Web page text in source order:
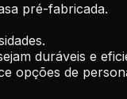
pré-fabricada.
duráveis e
de